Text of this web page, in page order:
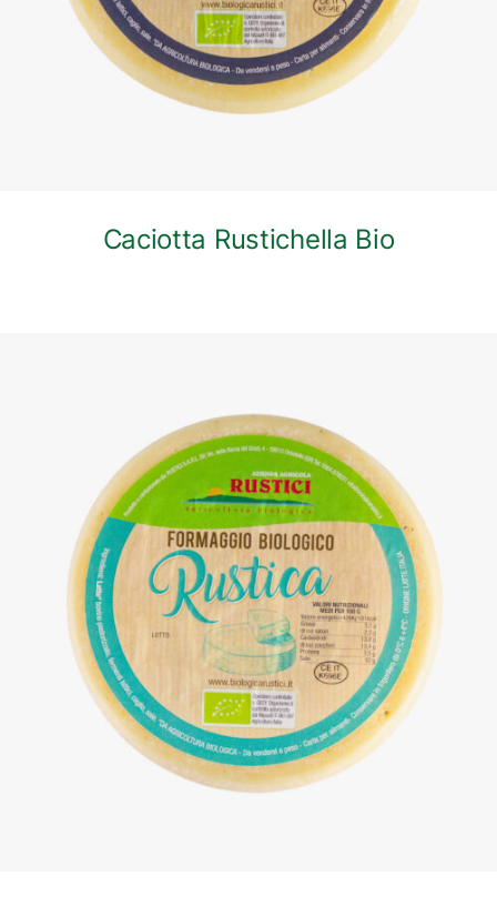
Caciotta Rustichella Bio
DETTAGLI